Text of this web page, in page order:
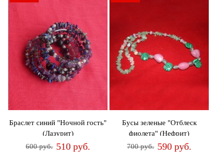
Браслет синий "Ночной гость"
(Лазурит)
600 руб. 510 руб.
Бусы зеленые "Отблеск
фиолета" (Нефрит)
700 руб. 590 руб.